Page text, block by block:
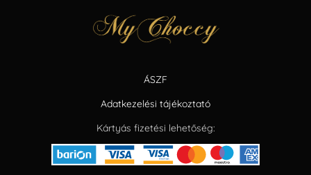
ÁSZF
Adatkezelési tájékoztató
Kártyás fizetési lehetőség: